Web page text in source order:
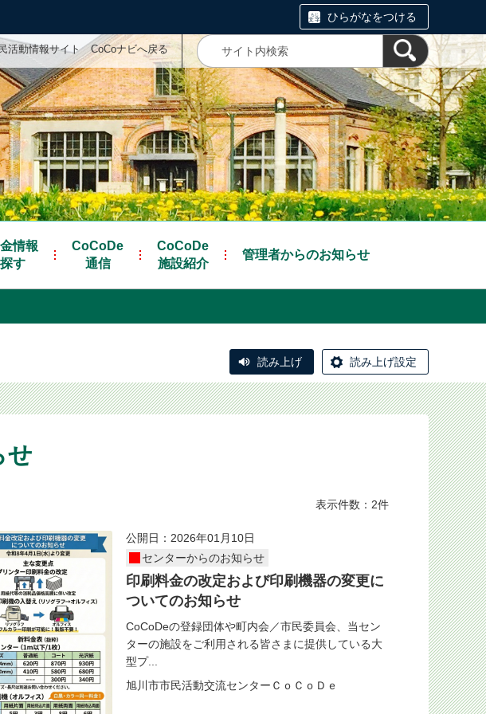
ひらがなをつける
活動情報サイト CoCoナビへ戻る
情報
す
CoCoDe
通信
CoCoDe
施設紹介
管理者からのお知らせ
読み上げ 読み上げ設定
せ
表示件数：2件
公開日：2026年01月10日
センターからのお知らせ
印刷料金の改定および印刷機器の変更に
ついてのお知らせ
CoCoDeの登録団体や町内会／市民委員会、当セン
ターの施設をご利用される皆さまに提供している大
型プ...
旭川市市民活動交流センターＣｏＣｏＤｅ